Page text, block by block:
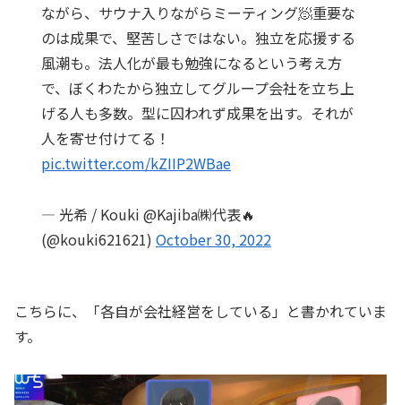
ながら、サウナ入りながらミーティング🧖重要な
のは成果で、堅苦しさではない。独立を応援する
風潮も。法人化が最も勉強になるという考え方
で、ぼくわたから独立してグループ会社を立ち上
げる人も多数。型に囚われず成果を出す。それが
人を寄せ付けてる！
pic.twitter.com/kZIIP2WBae
— 光希 / Kouki @Kajiba㈱代表🔥
(@kouki621621) October 30, 2022
こちらに、「各自が会社経営をしている」と書かれていま
す。